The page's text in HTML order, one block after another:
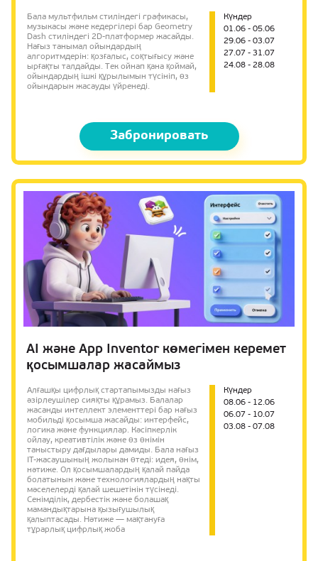
Бала мультфильм стиліндегі графикасы,
музыкасы және кедергілері бар Geometry
Dash стиліндегі 2D-платформер жасайды.
Нағыз танымал ойындардың
алгоритмдерін: қозғалыс, соқтығысу және
ырғақты талдайды. Тек ойнап қана қоймай,
ойындардың ішкі құрылымын түсініп, өз
ойындарын жасауды үйренеді.
Күндер
01.06 - 05.06
29.06 - 03.07
27.07 - 31.07
24.08 - 28.08
Забронировать
AI және App Inventor көмегімен керемет
қосымшалар жасаймыз
Алғашқы цифрлық стартапымызды нағыз
әзірлеушілер сияқты құрамыз. Балалар
жасанды интеллект элементтері бар нағыз
мобильді қосымша жасайды: интерфейс,
логика және функциялар. Кәсіпкерлік
ойлау, креативтілік және өз өнімін
таныстыру дағдылары дамиды. Бала нағыз
IT-жасаушының жолынан өтеді: идея, өнім,
нәтиже. Ол қосымшалардың қалай пайда
болатынын және технологиялардың нақты
мәселелерді қалай шешетінін түсінеді.
Сенімділік, дербестік және болашақ
мамандықтарына қызығушылық
қалыптасады. Нәтиже — мақтануға
тұрарлық цифрлық жоба
Күндер
08.06 - 12.06
06.07 - 10.07
03.08 - 07.08